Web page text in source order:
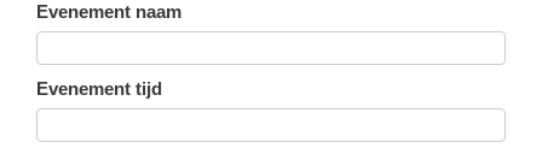
Evenement naam
Evenement tijd